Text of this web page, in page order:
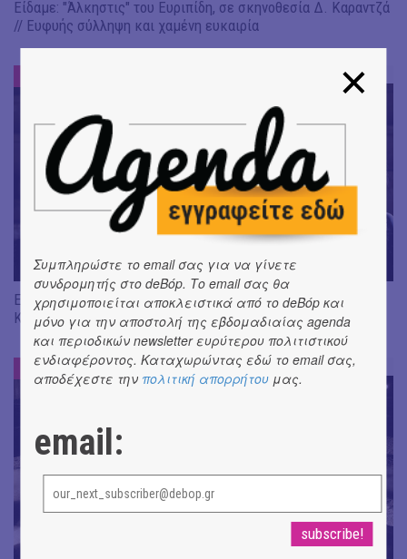
Είδαμε: "Άλκηστις" του Ευριπίδη, σε σκηνοθεσία Δ. Καραντζά
// Ευφυής σύλληψη και χαμένη ευκαιρία
Είδαμε "Βάκχες" του Ευριπίδη, σε σκηνοθεσία J. Gardev //
Καλώς ήρθατε στο σόου!
ΕΝΤΥΠΩΣΕΙΣ
Συμπληρώστε το email σας για να γίνετε
συνδρομητής στο deBόp. Το email σας θα
χρησιμοποιείται αποκλειστικά από το deBόp και
μόνο για την αποστολή της εβδομαδιαίας agenda
και περιοδικών newsletter ευρύτερου πολιτιστικού
ενδιαφέροντος. Καταχωρώντας εδώ το email σας,
αποδέχεστε την πολιτική απορρήτου μας.
email: